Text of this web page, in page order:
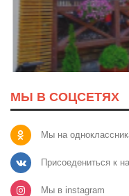
МЫ В СОЦСЕТЯХ
Мы на
Присоедениться к
Мы в instagram